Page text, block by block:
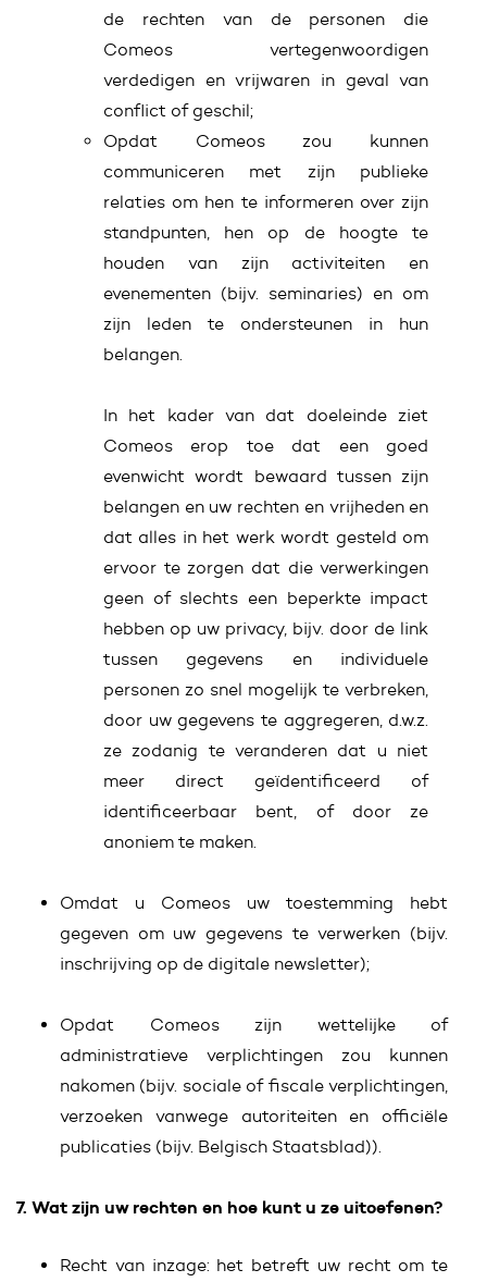
de rechten van de personen die
Comeos vertegenwoordigen
verdedigen en vrijwaren in geval van
conflict of geschil;
Opdat Comeos zou kunnen
communiceren met zijn publieke
relaties om hen te informeren over zijn
standpunten, hen op de hoogte te
houden van zijn activiteiten en
evenementen (bijv. seminaries) en om
zijn leden te ondersteunen in hun
belangen.
In het kader van dat doeleinde ziet
Comeos erop toe dat een goed
evenwicht wordt bewaard tussen zijn
belangen en uw rechten en vrijheden en
dat alles in het werk wordt gesteld om
ervoor te zorgen dat die verwerkingen
geen of slechts een beperkte impact
hebben op uw privacy, bijv. door de link
tussen gegevens en individuele
personen zo snel mogelijk te verbreken,
door uw gegevens te aggregeren, d.w.z.
ze zodanig te veranderen dat u niet
meer direct geïdentificeerd of
identificeerbaar bent, of door ze
anoniem te maken.
Omdat u Comeos uw toestemming hebt
gegeven om uw gegevens te verwerken (bijv.
inschrijving op de digitale newsletter);
Opdat Comeos zijn wettelijke of
administratieve verplichtingen zou kunnen
nakomen (bijv. sociale of fiscale verplichtingen,
verzoeken vanwege autoriteiten en officiële
publicaties (bijv. Belgisch Staatsblad)).
7. Wat zijn uw rechten en hoe kunt u ze uitoefenen?
Recht van inzage: het betreft uw recht om te